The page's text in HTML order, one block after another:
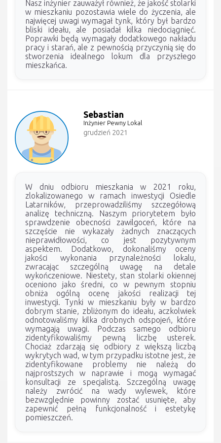
Nasz inżynier zauważył również, że jakość stolarki
w mieszkaniu pozostawia wiele do życzenia, ale
najwięcej uwagi wymagał tynk, który był bardzo
bliski ideału, ale posiadał kilka niedociągnięć.
Poprawki będą wymagały dodatkowego nakładu
pracy i starań, ale z pewnością przyczynią się do
stworzenia idealnego lokum dla przyszłego
mieszkańca.
Sebastian
Inżynier Pewny Lokal
grudzień 2021
W dniu odbioru mieszkania w 2021 roku,
zlokalizowanego w ramach inwestycji Osiedle
Latarników, przeprowadziliśmy szczegółową
analizę techniczną. Naszym priorytetem było
sprawdzenie obecności zawilgoceń, które na
szczęście nie wykazały żadnych znaczących
nieprawidłowości, co jest pozytywnym
aspektem. Dodatkowo, dokonaliśmy oceny
jakości wykonania przynależności lokalu,
zwracając szczególną uwagę na detale
wykończeniowe. Niestety, stan stolarki okiennej
oceniono jako średni, co w pewnym stopniu
obniża ogólną ocenę jakości realizacji tej
inwestycji. Tynki w mieszkaniu były w bardzo
dobrym stanie, zbliżonym do ideału, aczkolwiek
odnotowaliśmy kilka drobnych odspojeń, które
wymagają uwagi. Podczas samego odbioru
zidentyfikowaliśmy pewną liczbę usterek.
Chociaż zdarzają się odbiory z większą liczbą
wykrytych wad, w tym przypadku istotne jest, że
zidentyfikowane problemy nie należą do
najprostszych w naprawie i mogą wymagać
konsultacji ze specjalistą. Szczególną uwagę
należy zwrócić na wady wylewek, które
bezwzględnie powinny zostać usunięte, aby
zapewnić pełną funkcjonalność i estetykę
pomieszczeń.